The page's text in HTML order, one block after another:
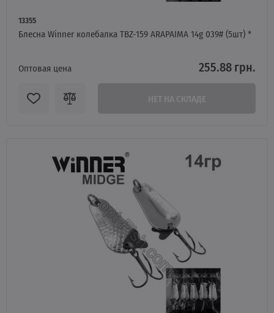
13355
Блесна Winner колебалка TBZ-159 ARAPAIMA 14g 039# (5шт) *
Оптовая цена 255.88 грн.